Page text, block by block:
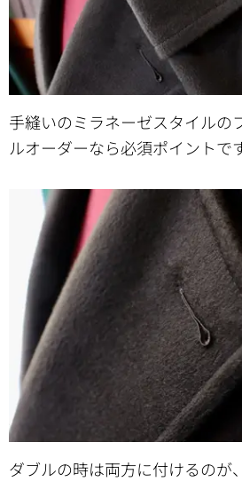
手縫いのミラネーゼスタイルの
ルオーダーなら必須ポイントです
ダブルの時は両方に付けるのが